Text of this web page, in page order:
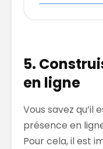
5.
en ligne
Vous savez qu’il
présence en
Pour cela, il est